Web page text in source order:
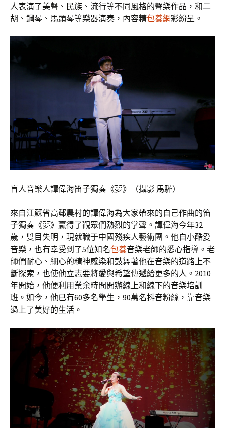
人表演了美聲、民族、流行等不同風格的聲樂作品，和二
胡、鋼琴、馬頭琴等樂器演奏，內容精包養網彩紛呈。
盲人音樂人譚偉海笛子獨奏《夢》（攝影 馬驊）
來自江蘇省高郵農村的譚偉海為大家帶來的自己作曲的笛
子獨奏《夢》贏得了觀眾們熱烈的掌聲。譚偉海今年32
歲，雙目失明，現就職于中國殘疾人藝術團。他自小酷愛
音樂，也有幸受到了5位知名包養音樂老師的悉心指導。老
師們耐心、細心的精神感染和鼓舞著他在音樂的道路上不
斷探索，也使他立志要將愛與希望傳遞給更多的人。2010
年開始，他便利用業余時間開辦線上和線下的音樂培訓
班。如今，他已有60多名學生，90萬名抖音粉絲，靠音樂
過上了美好的生活。